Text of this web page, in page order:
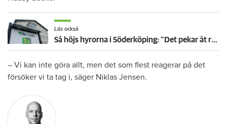
Läs också
Så höjs hyrorna i Söderköping: ”Det pekar åt rätt håll”
– Vi kan inte göra allt, men det som flest reagerar på det
försöker vi ta tag i, säger Niklas Jensen.